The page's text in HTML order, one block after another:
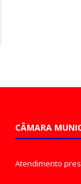
CÂMARA
Atendimento